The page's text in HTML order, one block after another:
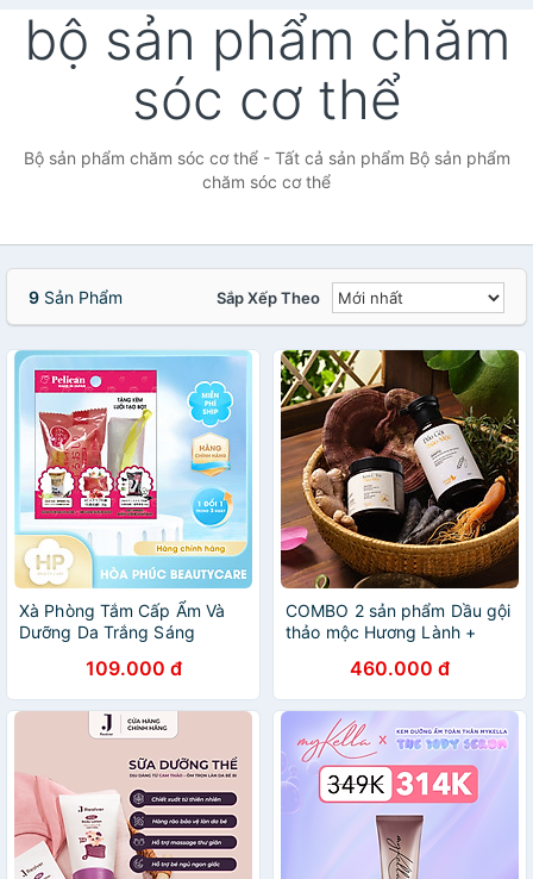
Face Shop
Face Shop
150ml
Face
Shop
nước lâu
Shop
bộ sản phẩm chăm
sóc cơ thể
Bộ sản phẩm chăm sóc cơ thể - Tất cả sản phẩm Bộ sản phẩm
chăm sóc cơ thể
9 Sản Phẩm Sắp Xếp Theo
Xà Phòng Tắm Cấp Ẩm Và
Dưỡng Da Trắng Sáng
(Dành Cho Vùng Mông
Pelican Hương Đào 35G) -
Tặng Kèm 1 Túi Lưới Tạo Bọt
109.000 đ
COMBO 2 sản phẩm Dầu gội
thảo mộc Hương Lành +
Lành hỗ trợ kích mọc tóc
giảm gãy rụng và sạch gàu
hiệu quả, tóc suôn mượt tự
nhiên- vào nếp
460.000 đ